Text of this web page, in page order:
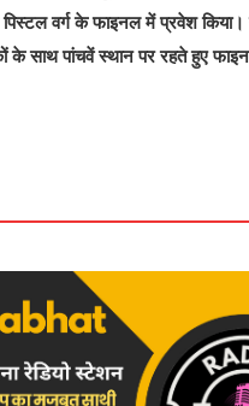
पिस्टल वर्ग के फाइनल में प्रवेश किया।
के साथ पांचवें स्थान पर रहते हुए